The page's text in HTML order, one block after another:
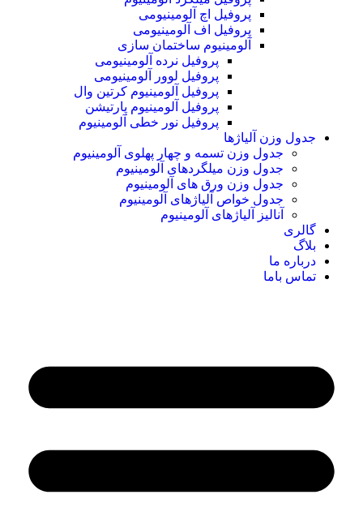
پروفیل اچ آلومینیومی
پروفیل اف آلومینیومی
آلومینیوم ساختمان سازی
پروفیل نرده آلومینیومی
پروفیل لوور آلومینیومی
پروفیل آلومینیوم کرتین وال
پروفیل آلومینیوم پارتیشن
پروفیل نور خطی آلومینیوم
جدول وزن آلیاژها
جدول وزن تسمه و چهار پهلوی آلومینیوم
جدول وزن میلگردهای آلومینیوم
جدول وزن ورق های آلومینیوم
جدول خواص آلیاژهای آلومینیوم
آنالیز آلیاژهای آلومینیوم
گالری
بلاگ
درباره ما
تماس باما